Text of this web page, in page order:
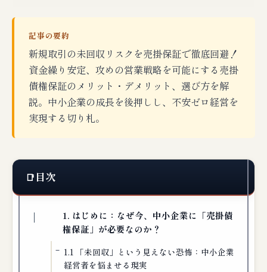
記事の要約
新規取引の未回収リスクを売掛保証で徹底回避！
資金繰り安定、攻めの営業戦略を可能にする売掛
債権保証のメリット・デメリット、選び方を解
説。中小企業の成長を後押しし、不安ゼロ経営を
実現する切り札。
目次
1. はじめに：なぜ今、中小企業に「売掛債
権保証」が必要なのか？
1.1 「未回収」という見えない恐怖：中小企業
経営者を悩ませる現実